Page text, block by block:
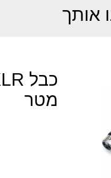
אותך
מטר